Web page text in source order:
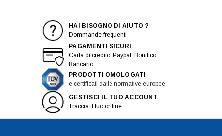
HAI BISOGNO DI AIUTO ?
Dommande frequenti
PAGAMENTI SICURI
Carta di credito, Paypal, Bonifico
Bancario
PRODOTTI OMOLOGATI
e certificati dalle normative europee
GESTISCI IL TUO ACCOUNT
Traccia il tuo ordine